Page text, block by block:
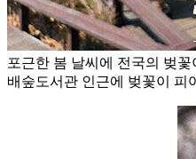
포근한 봄 날씨에 전국의 벚
배숲도서관 인근에 벚꽃이 피